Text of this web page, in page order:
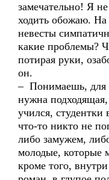
замечательно! Я
ходить обожаю.
невесты
какие проблемы?
потирая руки,
он.
– Понимаешь, для
нужна
учился, студентки
что-то никто не
либо замужем,
молодые, которые
кроме того,